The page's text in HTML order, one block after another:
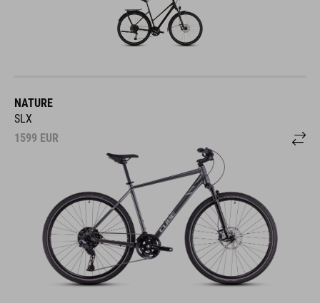
NATURE
SLX
1599 EUR